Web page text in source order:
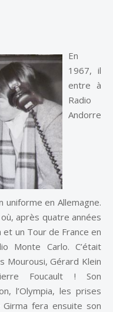
En
1967, il
entre à
Radio
Andorre
uniforme en Allemagne.
après quatre années
et un Tour de France en
Monte Carlo. C’était
Mourousi, Gérard Klein
Foucault ! Son
l’Olympia, les prises
fera ensuite son